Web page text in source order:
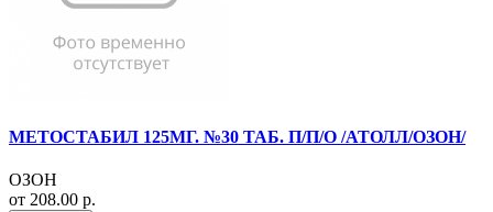
МЕТОСТАБИЛ 125МГ. №30 ТАБ. П/П/О /АТОЛЛ/ОЗОН/
ОЗОН
от 208.00 р.